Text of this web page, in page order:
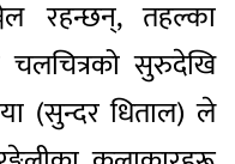
रहन्छन्, तहल्का
सुरुदेखि
(सुन्दर धिताल) ले